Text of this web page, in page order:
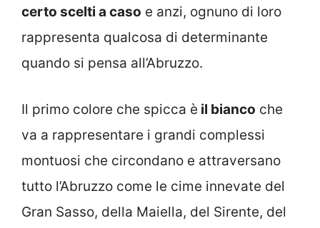
certo scelti a caso e anzi, ognuno di loro
rappresenta qualcosa di determinante
quando si pensa all’Abruzzo.
Il primo colore che spicca è il bianco che
va a rappresentare i grandi complessi
montuosi che circondano e attraversano
tutto l’Abruzzo come le cime innevate del
Gran Sasso, della Maiella, del Sirente, del